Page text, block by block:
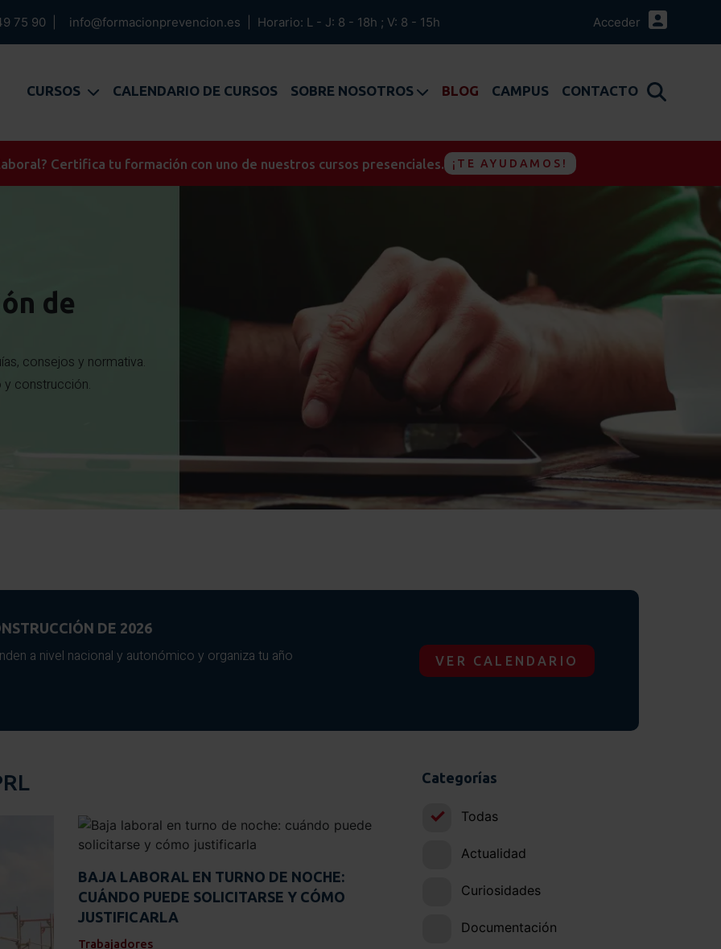
75 90 info@formacionprevencion.es Horario: L - J: 8 - 18h ; V: 8 - 15h Acceder
CURSOS CALENDARIO DE CURSOS SOBRE NOSOTROS BLOG CAMPUS CONTACTO
Certifica tu formación con uno de nuestros cursos presenciales. ¡TE AYUDAMOS!
de
consejos y normativa.
y construcción.
DE 2026
a nivel nacional y autonómico y organiza tu año
VER CALENDARIO
BAJA LABORAL EN TURNO DE NOCHE:
CUÁNDO PUEDE SOLICITARSE Y CÓMO
JUSTIFICARLA
Trabajadores
Categorías
Todas
Actualidad
Curiosidades
Documentación